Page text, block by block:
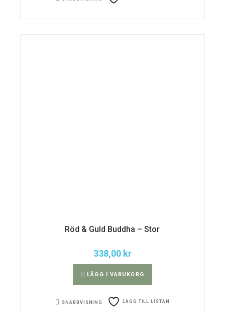
Röd & Guld Buddha – Stor
338,00 kr
LÄGG I VARUKORG
SNABBVISNING LÄGG TILL LISTAN